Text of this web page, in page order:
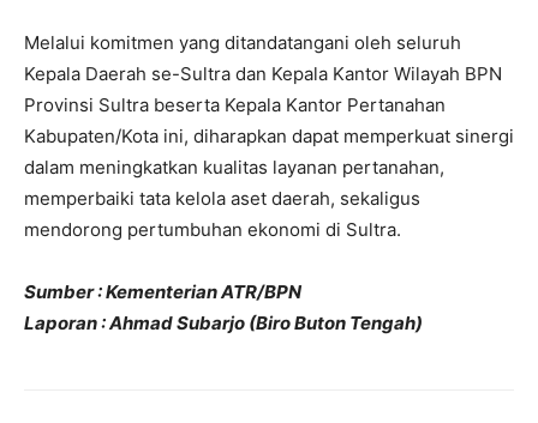
Melalui komitmen yang ditandatangani oleh seluruh
Kepala Daerah se-Sultra dan Kepala Kantor Wilayah BPN
Provinsi Sultra beserta Kepala Kantor Pertanahan
Kabupaten/Kota ini, diharapkan dapat memperkuat sinergi
dalam meningkatkan kualitas layanan pertanahan,
memperbaiki tata kelola aset daerah, sekaligus
mendorong pertumbuhan ekonomi di Sultra.
Sumber : Kementerian ATR/BPN
Laporan : Ahmad Subarjo (Biro Buton Tengah)